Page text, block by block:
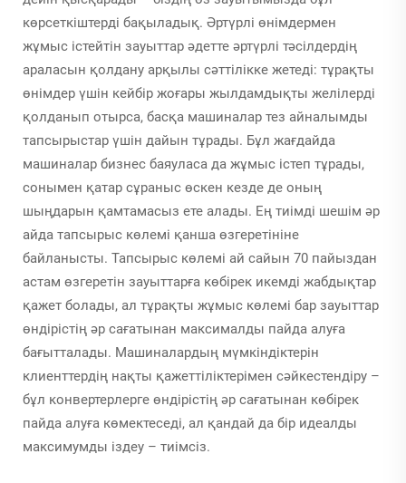
көрсеткіштерді бақыладық. Әртүрлі өнімдермен
жұмыс істейтін зауыттар әдетте әртүрлі тәсілдердің
араласын қолдану арқылы сәттілікке жетеді: тұрақты
өнімдер үшін кейбір жоғары жылдамдықты желілерді
қолданып отырса, басқа машиналар тез айналымды
тапсырыстар үшін дайын тұрады. Бұл жағдайда
машиналар бизнес баяуласа да жұмыс істеп тұрады,
сонымен қатар сұраныс өскен кезде де оның
шыңдарын қамтамасыз ете алады. Ең тиімді шешім әр
айда тапсырыс көлемі қанша өзгеретініне
байланысты. Тапсырыс көлемі ай сайын 70 пайыздан
астам өзгеретін зауыттарға көбірек икемді жабдықтар
қажет болады, ал тұрақты жұмыс көлемі бар зауыттар
өндірістің әр сағатынан максималды пайда алуға
бағытталады. Машиналардың мүмкіндіктерін
клиенттердің нақты қажеттіліктерімен сәйкестендіру –
бұл конвертерлерге өндірістің әр сағатынан көбірек
пайда алуға көмектеседі, ал қандай да бір идеалды
максимумды іздеу – тиімсіз.